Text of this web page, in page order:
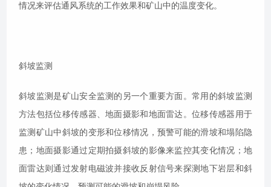
情况来评估通风系统的工作效果和矿山中的温度变化。
斜坡监测
斜坡监测是矿山安全监测的另一个重要方面。常用的斜坡监测
方法包括位移传感器、地面摄影和地面雷达。位移传感器用于
监测矿山中斜坡的变形和位移情况，预警可能的滑坡和塌陷隐
患；地面摄影通过定期拍摄斜坡的影像来监控其变化情况；地
面雷达则通过发射电磁波并接收反射信号来探测地下岩层和斜